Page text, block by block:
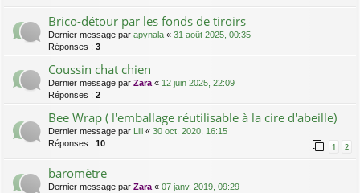
Brico-détour par les fonds de tiroirs
Dernier message par apynala « 31 août 2025, 00:35
Réponses : 3
Coussin chat chien
Dernier message par Zara « 12 juin 2025, 22:09
Réponses : 2
Bee Wrap ( l'emballage réutilisable à la cire d'abeille)
Dernier message par Lili « 30 oct. 2020, 16:15
Réponses : 10 1 2
baromètre
Dernier message par Zara « 07 janv. 2019, 09:29